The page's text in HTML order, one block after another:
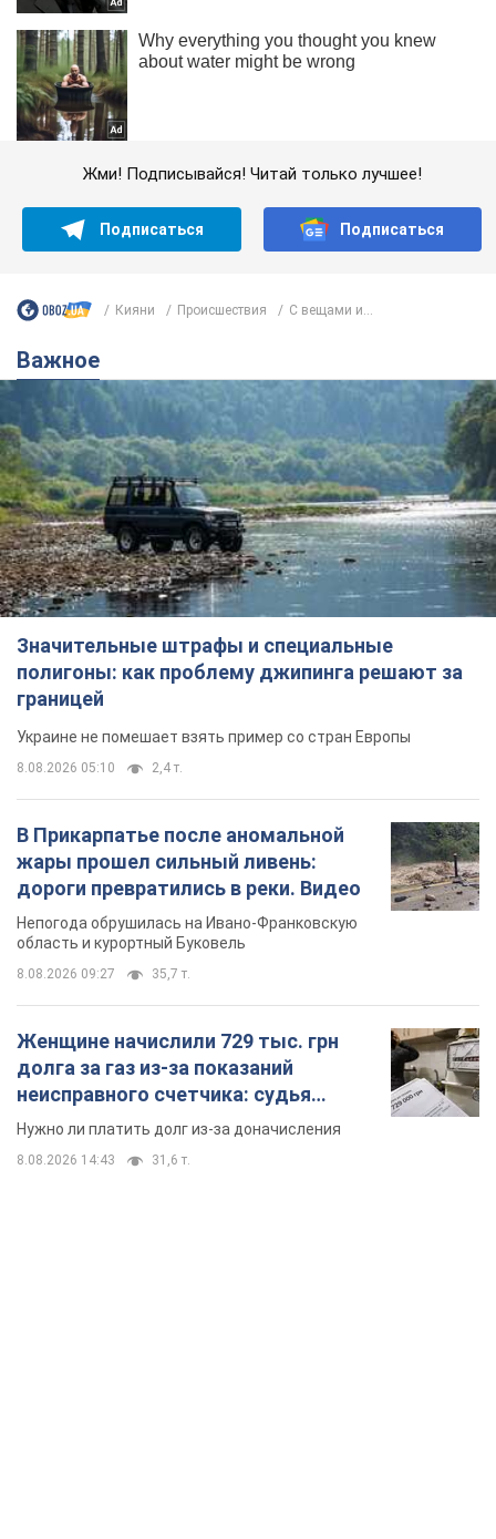
Жми! Подписывайся! Читай только лучшее!
Подписаться Подписаться
Кияни Происшествия С вещами и...
Важное
Значительные штрафы и специальные
полигоны: как проблему джипинга решают за
границей
Украине не помешает взять пример со стран Европы
8.08.2026 05:10 2,4 т.
В Прикарпатье после аномальной
жары прошел сильный ливень:
дороги превратились в реки. Видео
Непогода обрушилась на Ивано-Франковскую
область и курортный Буковель
8.08.2026 09:27 35,7 т.
Женщине начислили 729 тыс. грн
долга за газ из-за показаний
неисправного счетчика: судья
вынес неожиданное решение
Нужно ли платить долг из-за доначисления
8.08.2026 14:43 31,6 т.